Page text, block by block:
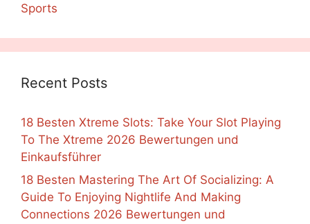
Sports
Recent Posts
18 Besten Xtreme Slots: Take Your Slot Playing
To The Xtreme 2026 Bewertungen und
Einkaufsführer
18 Besten Mastering The Art Of Socializing: A
Guide To Enjoying Nightlife And Making
Connections 2026 Bewertungen und